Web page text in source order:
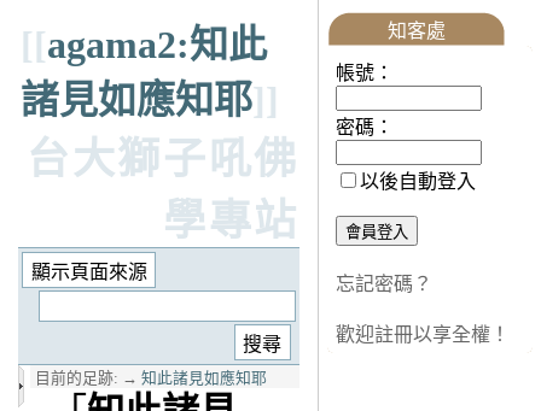
[[agama2:知此
諸見如應知耶]]
台大獅子吼佛
學專站
目前的足跡: → 知此諸見如應知耶
知客處
帳號：
密碼：
以後自動登入
忘記密碼？
歡迎註冊以享全權！